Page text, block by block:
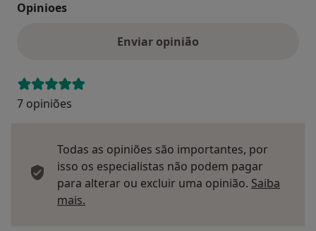
Opinioes
Enviar opinião
7 opiniões
Todas as opiniões são importantes, por
isso os especialistas não podem pagar
para alterar ou excluir uma opinião. Saiba
mais.